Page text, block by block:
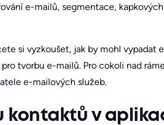
e-mailů, segmentace,
si vyzkoušet, jak by mohl vypadat
tvorbu e-mailů. Pro cokoli nad
e-mailových služeb.
kontaktů v